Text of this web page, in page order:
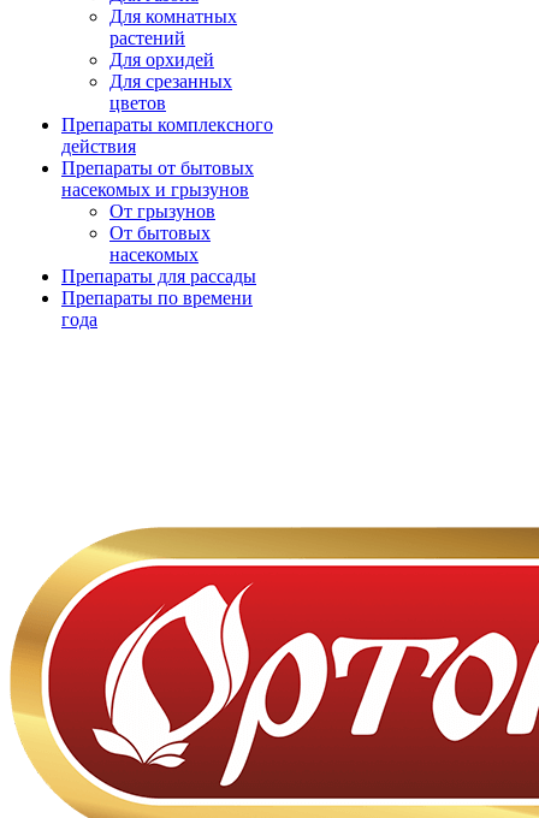
Для комнатных
растений
Для орхидей
Для срезанных
цветов
Препараты комплексного
действия
Препараты от бытовых
насекомых и грызунов
От грызунов
От бытовых
насекомых
Препараты для рассады
Препараты по времени
года